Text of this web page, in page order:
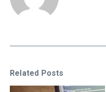
Related Posts